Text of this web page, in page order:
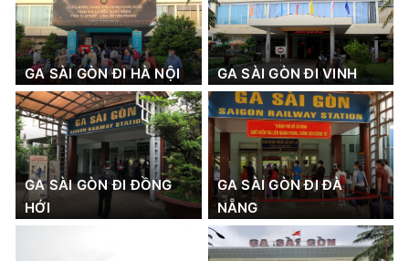
GA SÀI GÒN ĐI HÀ NỘI GA SÀI GÒN ĐI VINH
GA SÀI GÒN ĐI ĐỒNG
HỚI
GA SÀI GÒN ĐI ĐÀ
NẴNG